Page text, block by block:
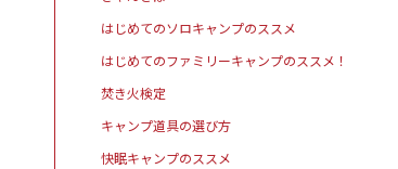
はじめてのソロキャンプのススメ
はじめてのファミリーキャンプのススメ！
焚き火検定
キャンプ道具の選び方
快眠キャンプのススメ